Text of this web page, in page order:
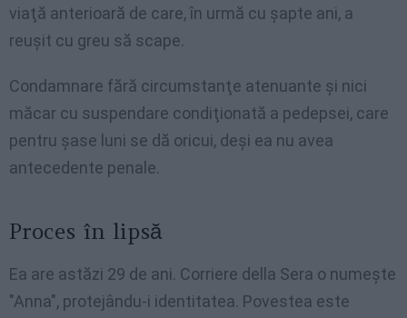
viaţă anterioară de care, în urmă cu şapte ani, a
reuşit cu greu să scape.
Condamnare fără circumstanţe atenuante şi nici
măcar cu suspendare condiţionată a pedepsei, care
pentru şase luni se dă oricui, deşi ea nu avea
antecedente penale.
Proces în lipsă
Ea are astăzi 29 de ani. Corriere della Sera o numeşte
"Anna", protejându-i identitatea. Povestea este